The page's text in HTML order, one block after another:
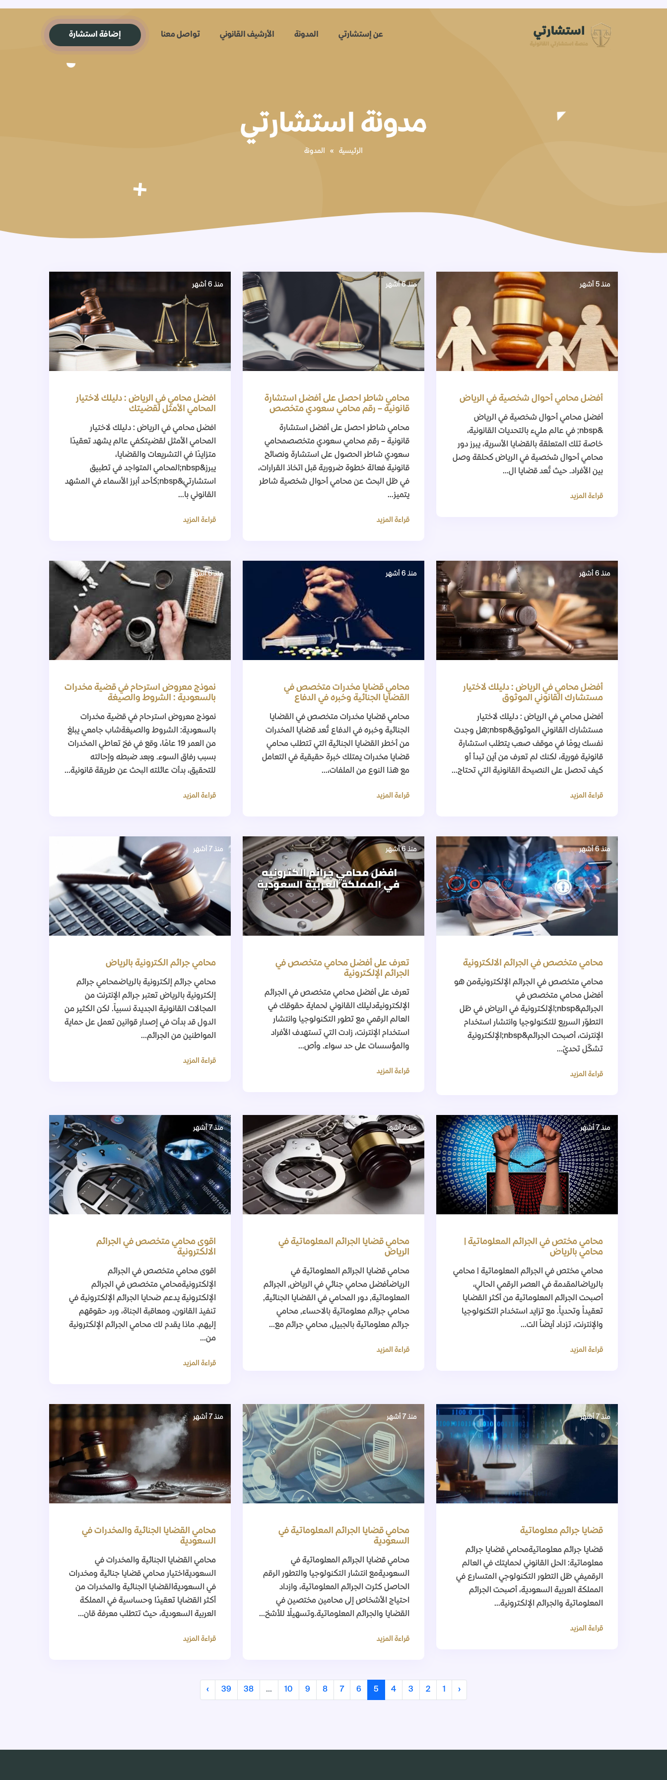
عن إستشارتي المدونة الأرشيف القانوني تواصل معنا إضافة استشارة
مدونة استشارتي
الرئيسية » المدونة
منذ 5 أشهر
أفضل محامي أحوال شخصية في الرياض
أفضل محامي أحوال شخصية في الرياض
&nbsp; في عالم مليء بالتحديات القانونية،
خاصة تلك المتعلقة بالقضايا الأسرية، يبرز دور
محامي أحوال شخصية في الرياض كحلقة وصل
بين الأفراد. حيث تُعد قضايا ال...
قراءة المزيد
منذ 6 أشهر
محامي شاطر احصل على أفضل استشارة
قانونية – رقم محامي سعودي متخصص
محامي شاطر احصل على أفضل استشارة
قانونية – رقم محامي سعودي متخصصمحامي
سعودي شاطر الحصول على استشارة ونصائح
قانونية فعالة خطوة ضرورية قبل اتخاذ القرارات،
في ظل البحث عن محامي أحوال شخصية شاطر
يتميز...
قراءة المزيد
منذ 6 أشهر
افضل محامي في الرياض : دليلك لاختيار
المحامي الأمثل لقضيتك
افضل محامي في الرياض : دليلك لاختيار
المحامي الأمثل لقضيتكفي عالم يشهد تعقيدًا
متزايدًا في التشريعات والقضايا،
يبرز&nbsp;المحامي المتواجد في تطبيق
استشارتي&nbsp;كأحد أبرز الأسماء في المشهد
القانوني با...
قراءة المزيد
منذ 6 أشهر
أفضل محامي في الرياض : دليلك لاختيار
مستشارك القانوني الموثوق
أفضل محامي في الرياض : دليلك لاختيار
مستشارك القانوني الموثوق&nbsp;هل وجدت
نفسك يومًا في موقف صعب يتطلب استشارة
قانونية فورية، لكنك لم تعرف من أين تبدأ أو
كيف تحصل على النصيحة القانونية التي تحتاج...
قراءة المزيد
منذ 6 أشهر
محامي قضايا مخدرات متخصص في
القضايا الجنائية وخبره في الدفاع
محامي قضايا مخدرات متخصص في القضايا
الجنائية وخبره في الدفاع تُعد قضايا المخدرات
من أخطر القضايا الجنائية التي تتطلب محامي
قضايا مخدرات يمتلك خبرة حقيقية في التعامل
مع هذا النوع من الملفات،...
قراءة المزيد
منذ 6 أشهر
نموذج معروض استرحام في قضية مخدرات
بالسعودية : الشروط والصيغة
نموذج معروض استرحام في قضية مخدرات
بالسعودية: الشروط والصيغةشاب جامعي يبلغ
من العمر 19 عامًا، وقع في فخ تعاطي المخدرات
بسبب رفاق السوء. وبعد ضبطه وإحالته
للتحقيق، بدأت عائلته البحث عن طريقة قانونية...
قراءة المزيد
منذ 6 أشهر
محامي متخصص في الجرائم الالكترونية
محامي متخصص في الجرائم الإلكترونيةمن هو
أفضل محامي متخصص في
الجرائم&nbsp;الإلكترونية في الرياض في ظل
التطوّر السريع للتكنولوجيا وانتشار استخدام
الإنترنت، أصبحت الجرائم&nbsp;الإلكترونية
تشكّل تحديً...
قراءة المزيد
منذ 6 أشهر
تعرف على أفضل محامي متخصص في
الجرائم الإلكترونية
تعرف على أفضل محامي متخصص في الجرائم
الإلكترونيةدليلك القانوني لحماية حقوقك في
العالم الرقمي مع تطور التكنولوجيا وانتشار
استخدام الإنترنت، زادت التي تستهدف الأفراد
والمؤسسات على حد سواء. وأص...
قراءة المزيد
منذ 7 أشهر
محامي جرائم الكترونية بالرياض
محامي جرائم إلكترونية بالرياضمحامي جرائم
إلكترونية بالرياض تعتبر جرائم الإنترنت من
المجالات القانونية الجديدة نسبياً. لكن الكثير من
الدول قد بدأت في إصدار قوانين تعمل عل حماية
المواطنين من الجرائم...
قراءة المزيد
منذ 7 أشهر
محامي مختص في الجرائم المعلوماتية |
محامي بالرياض
محامي مختص في الجرائم المعلوماتية | محامي
بالرياضالمقدمة في العصر الرقمي الحالي،
أصبحت الجرائم المعلوماتية من أكثر القضايا
تعقيداً وتحدياً. مع تزايد استخدام التكنولوجيا
والإنترنت، تزداد أيضاً الت...
قراءة المزيد
منذ 7 أشهر
محامي قضايا الجرائم المعلوماتية في
الرياض
محامي قضايا الجرائم المعلوماتية في
الرياضأفضل محامي جنائي في الرياض, الجرائم
المعلوماتية, دور المحامي في القضايا الجنائية,
محامي جرائم معلوماتية بالاحساء, محامي
جرائم معلوماتية بالجبيل, محامي جرائم مع...
قراءة المزيد
منذ 7 أشهر
اقوى محامي متخصص في الجرائم
الالكترونية
اقوى محامي متخصص في الجرائم
الإلكترونيةمحامي متخصص في الجرائم
الإلكترونية يدعم ضحايا الجرائم الإلكترونية في
تنفيذ القانون، ومعاقبة الجناة، ورد حقوقهم
إليهم. ماذا يقدم لك محامي الجرائم الإلكترونية
من...
قراءة المزيد
منذ 7 أشهر
قضايا جرائم معلوماتية
قضايا جرائم معلوماتيةمحامي قضايا جرائم
معلوماتية: الحل القانوني لحمايتك في العالم
الرقميفي ظل التطور التكنولوجي المتسارع في
المملكة العربية السعودية، أصبحت الجرائم
المعلوماتية والجرائم الإلكترونية...
قراءة المزيد
منذ 7 أشهر
محامي قضايا الجرائم المعلوماتية في
السعودية
محامي قضايا الجرائم المعلوماتية في
السعوديةمع انتشار التكنولوجيا والتطور الرقم
الحاصل كثرت الجرائم المعلوماتية، وازداد
احتياج الأشخاص إلى محامين مختصين في
القضايا والجرائم المعلوماتية.وتسهيلًا للأشخ...
قراءة المزيد
منذ 7 أشهر
محامي القضايا الجنائية والمخدرات في
السعودية
محامي القضايا الجنائية والمخدرات في
السعوديةاختيار محامي قضايا جنائية ومخدرات
في السعوديةالقضايا الجنائية والمخدرات من
أكثر القضايا تعقيدًا وحساسية في المملكة
العربية السعودية، حيث تتطلب معرفة قان...
قراءة المزيد
‹
1
2
3
4
5
6
7
8
9
10
...
38
39
›